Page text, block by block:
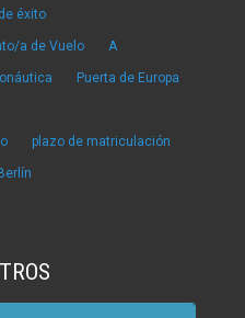
éxito
a de Vuelo A
Puerta de Europa
plazo de matriculación